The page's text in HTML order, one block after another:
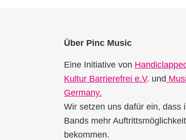
Über Pinc Music
Eine Initiative von
Kultur Barrierefrei e.V. und
Germany.
Wir setzen uns dafür ein, dass
Bands mehr
bekommen.